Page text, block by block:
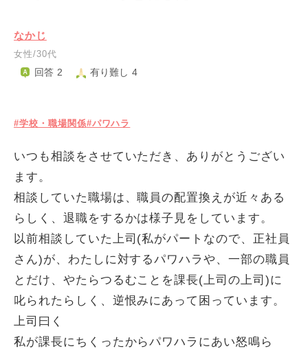
なかじ
女性/30代
回答 2 有り難し 4
#学校・職場関係#パワハラ
いつも相談をさせていただき、ありがとうござい
ます。
相談していた職場は、職員の配置換えが近々ある
らしく、退職をするかは様子見をしています。
以前相談していた上司(私がパートなので、正社員
さん)が、わたしに対するパワハラや、一部の職員
とだけ、やたらつるむことを課長(上司の上司)に
叱られたらしく、逆恨みにあって困っています。
上司曰く
私が課長にちくったからパワハラにあい怒鳴ら